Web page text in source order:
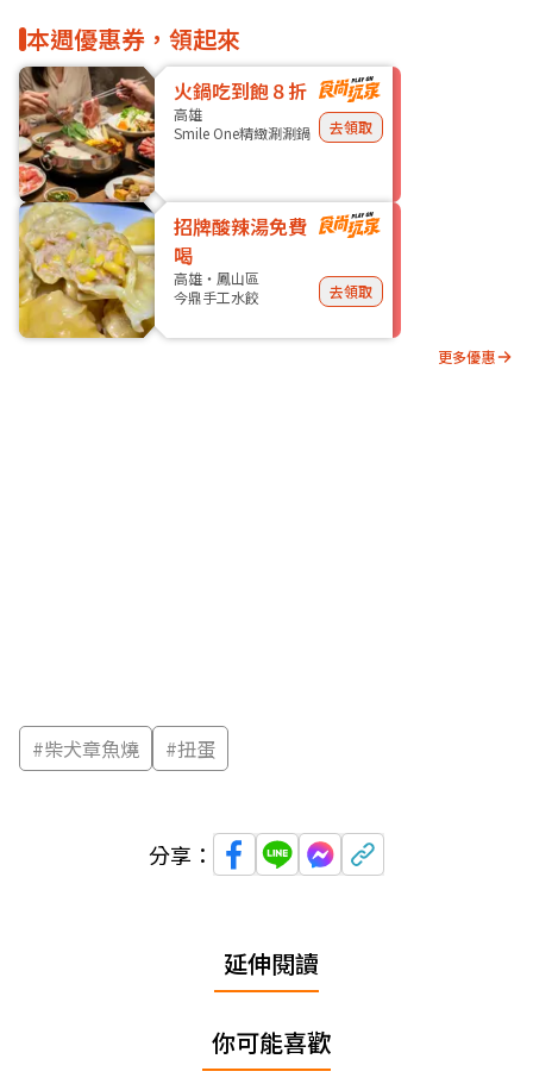
本週優惠券，領起來
火鍋吃到飽８折
高雄
Smile One精緻涮涮鍋
去領取
招牌酸辣湯免費
喝
高雄・鳳山區
今鼎手工水餃
去領取
更多優惠
#柴犬章魚燒 #扭蛋
分享：
延伸閱讀
你可能喜歡